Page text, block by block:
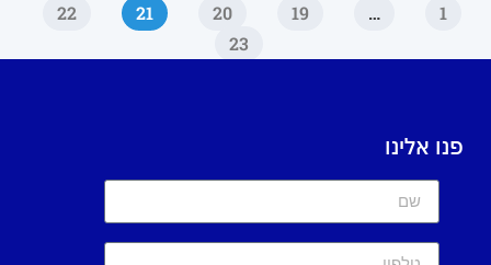
1
…
19
20
21
22
23
פנו אלינו